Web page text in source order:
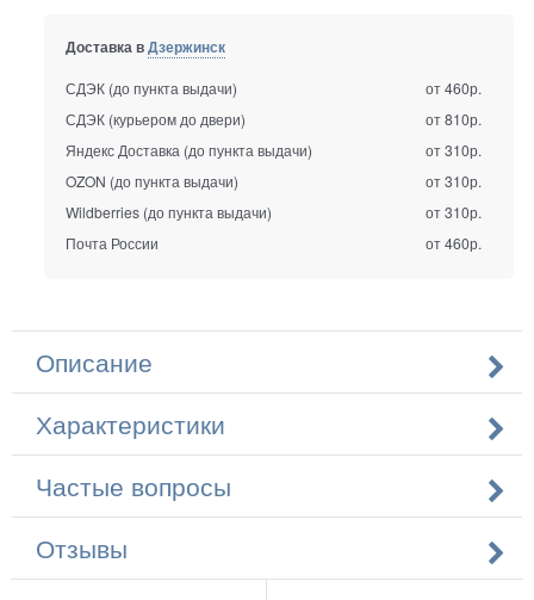
Доставка вДзержинск
СДЭК (до пункта выдачи)
от 460р.
СДЭК (курьером до двери)
от 810р.
Яндекс Доставка (до пункта выдачи)
от 310р.
OZON (до пункта выдачи)
от 310р.
Wildberries (до пункта выдачи)
от 310р.
Почта России
от 460р.
Описание
Характеристики
Частые вопросы
Отзывы